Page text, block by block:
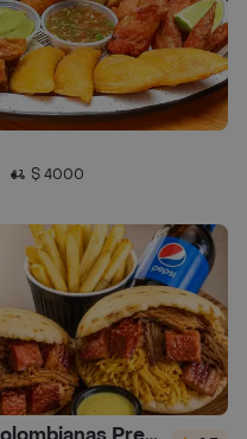
$ 4000